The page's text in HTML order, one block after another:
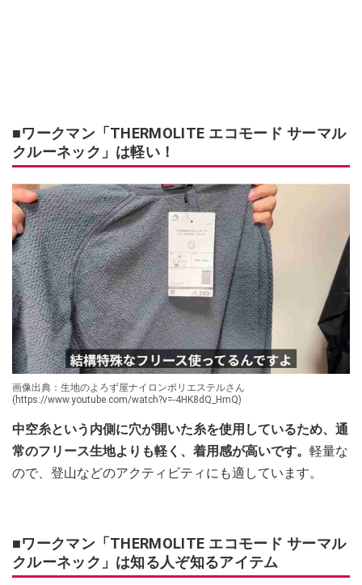
■ワークマン「THERMOLITE エコモード サーマル
クルーネック」は軽い！
画像出典：生地のよろず屋ナイロンポリエステルさん
(https://www.youtube.com/watch?v=-4HK8dQ_HmQ)
中空糸という内側に穴が開いた糸を使用しているため、通
常のフリース生地よりも軽く、着用感が高いです。 軽量な
ので、登山などのアクティビティにも適しています。
■ワークマン「THERMOLITE エコモード サーマル
クルーネック」は知る人ぞ知るアイテム